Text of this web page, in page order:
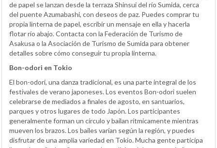
de papel se lanzan desde la terraza Shinsui del río Sumida, cerca
del puente Azumabashi, con deseos de paz. Puedes comprar tu
propia linterna de papel, escribir un mensaje en ella y hacerla
flotar río abajo. Contacta con la Federación de Turismo de
Asakusa o la Asociación de Turismo de Sumida para obtener
detalles sobre cómo conseguir tu propia linterna.
Bon-odori en Tokio
El bon-odori, una danza tradicional, es una parte integral de los
festivales de verano japoneses. Los eventos Bon-odori suelen
celebrarse de mediados a finales de agosto, en santuarios,
parques y otros lugares de todo Japón. Los participantes
generalmente forman un círculo y bailan rítmicamente mientras
mueven los brazos. Los bailes varían según la región, y puedes
disfrutar de una amplia variedad en Tokio. Mucha gente participa